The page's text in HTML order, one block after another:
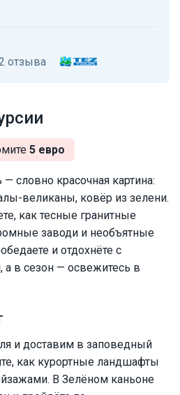
5 евро
словно красочная картина:
великаны, ковёр из зелени.
как тесные гранитные
заводи и необъятные
и отдохнёте с
в сезон — освежитесь в
и доставим в заповедный
как курортные ландшафты
В Зелёном каньоне
отзыва